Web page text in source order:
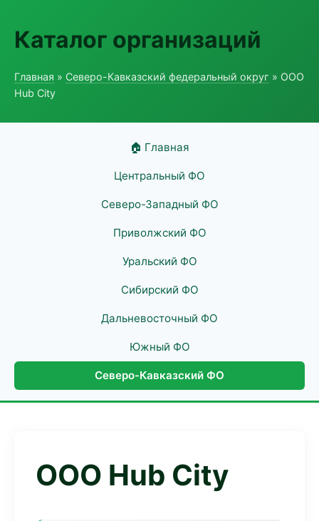
Каталог организаций
Главная » Северо-Кавказский федеральный округ » ООО
Hub City
🏠 Главная
Центральный ФО
Северо-Западный ФО
Приволжский ФО
Уральский ФО
Сибирский ФО
Дальневосточный ФО
Южный ФО
Северо-Кавказский ФО
ООО Hub City